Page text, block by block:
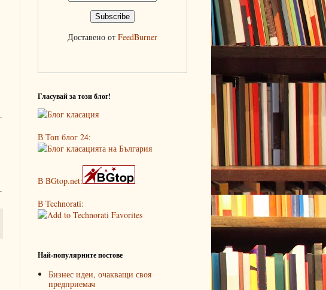
Доставено от FeedBurner
Гласувай за този блог!
В Топ блог 24:
В BGtop.net:
В Technorati:
Най-популярните постове
Бизнес идеи, очакващи своя
предприемач